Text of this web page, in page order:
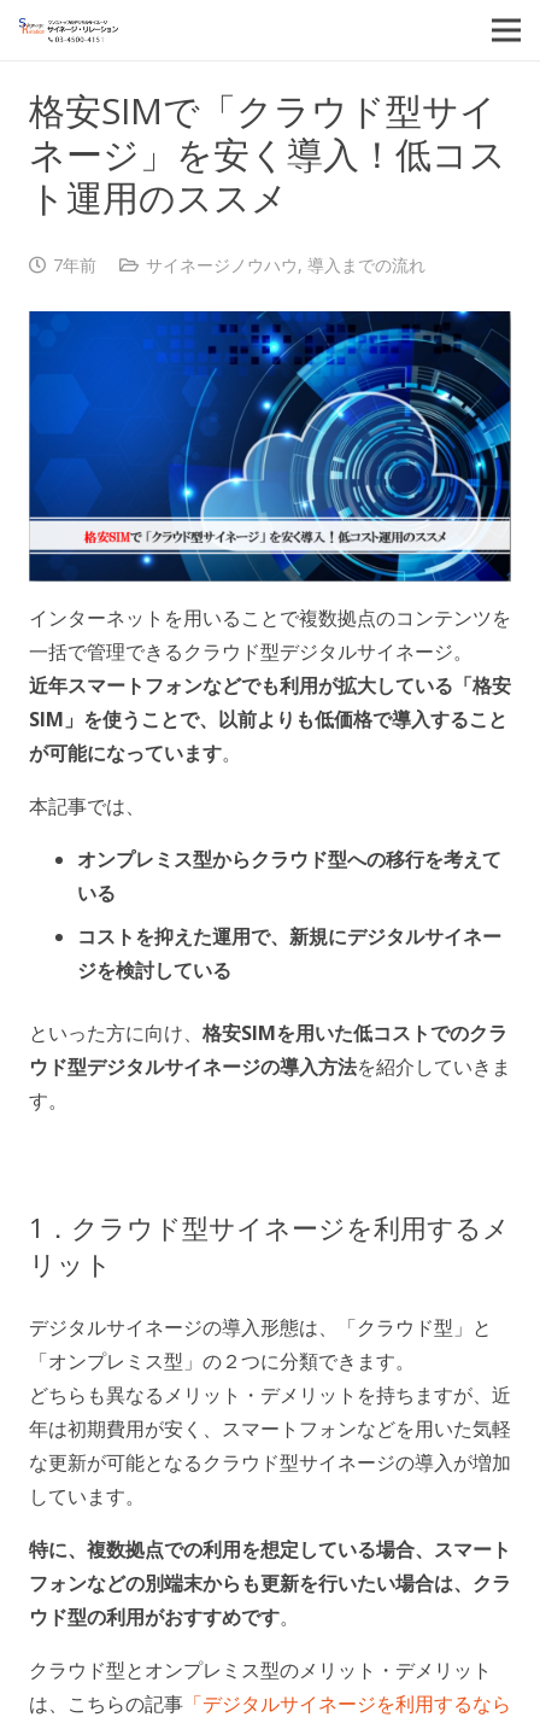
格安SIMで「クラウド型サイ
ネージ」を安く導入！低コス
ト運用のススメ
7年前 サイネージノウハウ, 導入までの流れ
インターネットを用いることで複数拠点のコンテンツを
一括で管理できるクラウド型デジタルサイネージ。
近年スマートフォンなどでも利用が拡大している「格安
SIM」を使うことで、以前よりも低価格で導入すること
が可能になっています。
本記事では、
オンプレミス型からクラウド型への移行を考えて
いる
コストを抑えた運用で、新規にデジタルサイネー
ジを検討している
といった方に向け、 格安SIMを用いた低コストでのクラ
ウド型デジタルサイネージの導入方法を紹介していきま
す。
1．クラウド型サイネージを利用するメ
リット
デジタルサイネージの導入形態は、「クラウド型」と
「オンプレミス型」の２つに分類できます。
どちらも異なるメリット・デメリットを持ちますが、近
年は初期費用が安く、スマートフォンなどを用いた気軽
な更新が可能となるクラウド型サイネージの導入が増加
しています。
特に、複数拠点での利用を想定している場合、スマート
フォンなどの別端末からも更新を行いたい場合は、クラ
ウド型の利用がおすすめです。
クラウド型とオンプレミス型のメリット・デメリット
は、こちらの記事 「デジタルサイネージを利用するなら